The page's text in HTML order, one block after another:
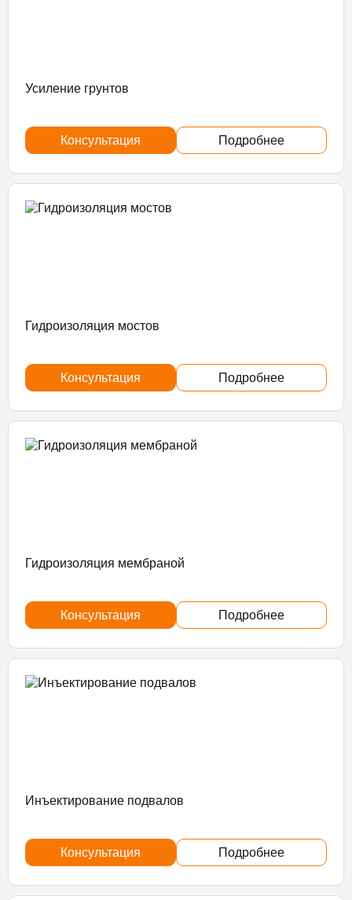
Усиление грунтов
Консультация Подробнее
Гидроизоляция мостов
Консультация Подробнее
Гидроизоляция мембраной
Консультация Подробнее
Инъектирование подвалов
Консультация Подробнее